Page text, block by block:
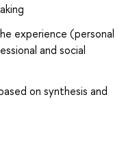
experience (personal
and social
on synthesis and